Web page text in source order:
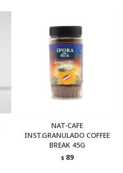
NAT-CAFE
INST.GRANULADO COFFEE
BREAK 45G
$ 89